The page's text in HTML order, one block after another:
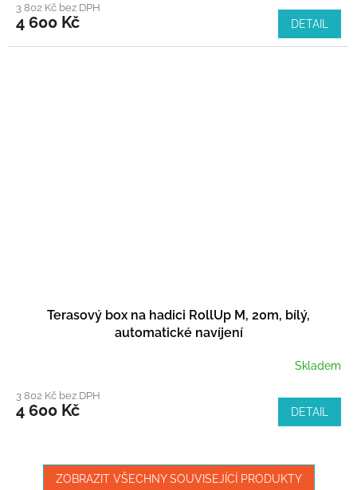
3 802 Kč bez DPH
4 600 Kč DETAIL
Terasový box na hadici RollUp M, 20m, bílý,
automatické navíjení
Skladem
3 802 Kč bez DPH
4 600 Kč DETAIL
ZOBRAZIT VŠECHNY SOUVISEJÍCÍ PRODUKTY